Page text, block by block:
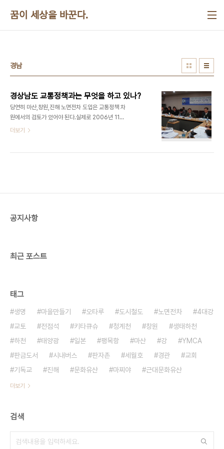
꿈이 세상을 바꾼다.
경남
경상남도 교통정책과는 무엇을 하고 있나?
당연히 마산,창원,진해 노면전차 도입은 교통정책 차
원에서의 검토가 있어야 된다.실제로 2006년 11월
에 맡긴 과업의 내용적 범위 역시 도시교통현황 분석,
과가 전혀 관여하지 않기 때문에 노면전차에 대한 대
더보기
공지사항
최근 포스트
태그
생명 마을만들기 오타루 도시철도 노면전차
4대강
교토
전점석 키타큐슈 청계천 창원
생태하천
하천
태양광 일본 팽목항 마산 강
YMCA
판금도서
시내버스 판자촌 세월호 경관
교회
기독교
진해 문화유산 마찌야 근대문화유산
더보기
검색